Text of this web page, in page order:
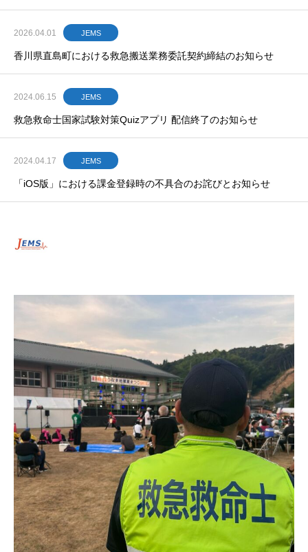
2026.04.01 JEMS
香川県直島町における救急搬送業務委託契約締結のお知らせ
2024.06.15 JEMS
救急救命士国家試験対策Quizアプリ 配信終了のお知らせ
2024.04.17 JEMS
「iOS版」における課金登録時の不具合のお詫びとお知らせ